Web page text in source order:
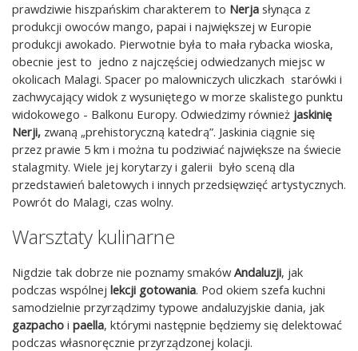
prawdziwie hiszpańskim charakterem to Nerja słynąca z
produkcji owoców mango, papai i największej w Europie
produkcji awokado. Pierwotnie była to mała rybacka wioska,
obecnie jest to jedno z najczęściej odwiedzanych miejsc w
okolicach Malagi. Spacer po malowniczych uliczkach starówki i
zachwycający widok z wysuniętego w morze skalistego punktu
widokowego - Balkonu Europy. Odwiedzimy również jaskinię
Nerji, zwaną „prehistoryczną katedrą”. Jaskinia ciągnie się
przez prawie 5 km i można tu podziwiać największe na świecie
stalagmity. Wiele jej korytarzy i galerii było sceną dla
przedstawień baletowych i innych przedsięwzięć artystycznych.
Powrót do Malagi, czas wolny.
Warsztaty kulinarne
Nigdzie tak dobrze nie poznamy smaków Andaluzji, jak
podczas wspólnej lekcji gotowania. Pod okiem szefa kuchni
samodzielnie przyrządzimy typowe andaluzyjskie dania, jak
gazpacho i paella, którymi następnie będziemy się delektować
podczas własnoręcznie przyrządzonej kolacji.